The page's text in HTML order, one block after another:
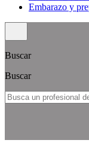
Embarazo y
Buscar
Buscar